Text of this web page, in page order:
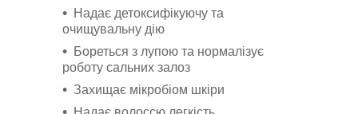
Надає детоксифікуючу та
очищувальну дію
Бореться з лупою та нормалізує
роботу сальних залоз
Захищає мікробіом шкіри